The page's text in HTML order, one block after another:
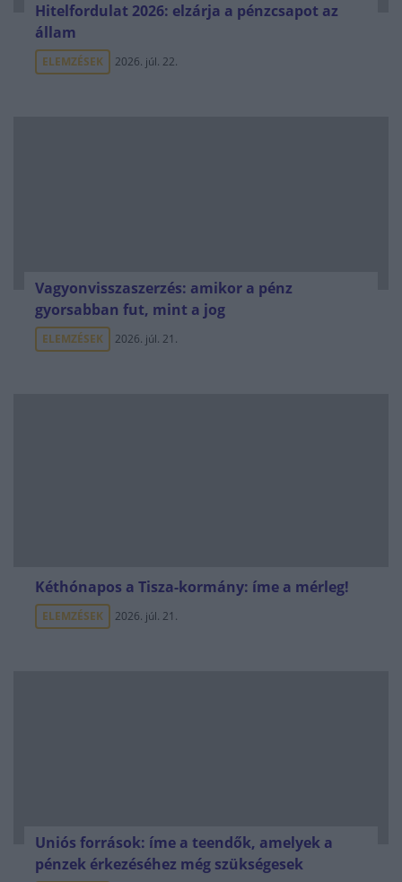
Hitelfordulat 2026: elzárja a pénzcsapot az
állam
ELEMZÉSEK 2026. júl. 22.
Vagyonvisszaszerzés: amikor a pénz
gyorsabban fut, mint a jog
ELEMZÉSEK 2026. júl. 21.
Kéthónapos a Tisza-kormány: íme a mérleg!
ELEMZÉSEK 2026. júl. 21.
Uniós források: íme a teendők, amelyek a
pénzek érkezéséhez még szükségesek